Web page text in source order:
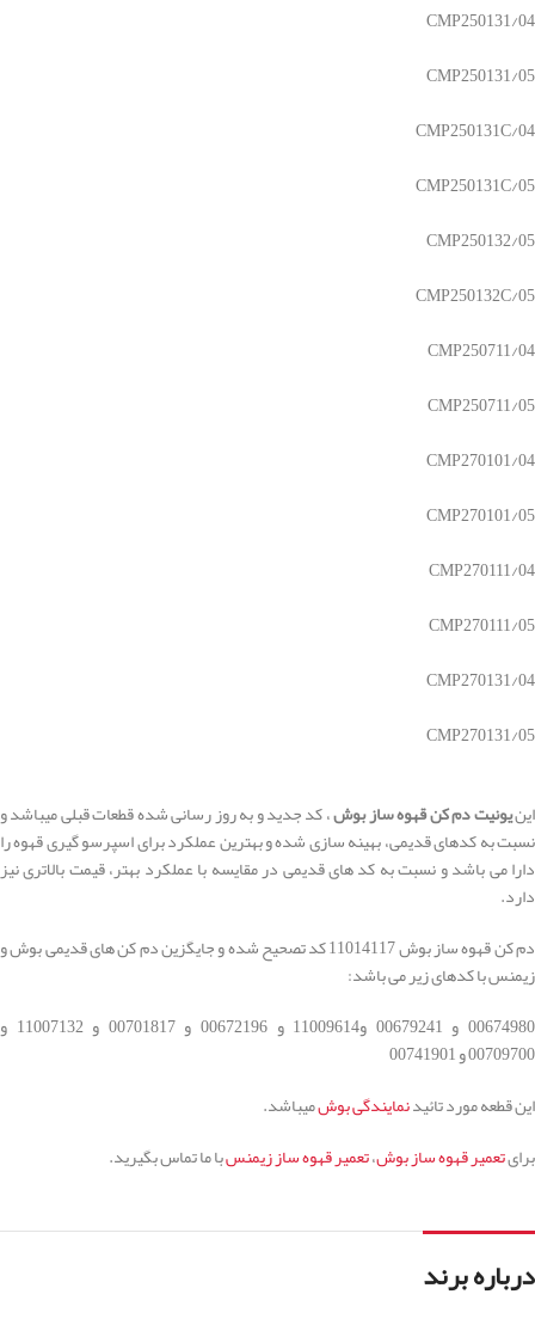
CMP250131/04
CMP250131/05
CMP250131C/04
CMP250131C/05
CMP250132/05
CMP250132C/05
CMP250711/04
CMP250711/05
CMP270101/04
CMP270101/05
CMP270111/04
CMP270111/05
CMP270131/04
CMP270131/05
اینیونیت دم کن قهوه ساز بوش، کد جدید و به روز رسانی شده قطعات قبلی میباشد و
نسبت به کدهای قدیمی، بهینه سازی شده و بهترین عملکرد برای اسپرسو گیری قهوه را
دارا می باشد و نسبت به کد های قدیمی در مقایسه با عملکرد بهتر، قیمت بالاتری نیز
دارد.
دم کن قهوه ساز بوش 11014117 کد تصحیح شده و جایگزین دم کن های قدیمی بوش و
زیمنس با کدهای زیر می باشد:
00674980 و 00679241 و11009614 و 00672196 و 00701817 و 11007132 و
00709700 و 00741901
این قطعه مورد تائیدنمایندگی بوشمیباشد.
برایتعمیر قهوه ساز بوش،تعمیر قهوه ساز زیمنسبا ما تماس بگیرید.
درباره برند